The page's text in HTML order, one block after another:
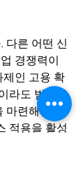
다른 어떤 신
경쟁력이
제인 고용 확
라도 범국가
마련해 적극
적용을 활성